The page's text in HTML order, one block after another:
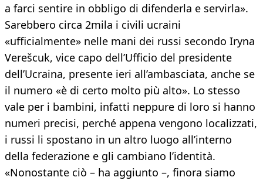
a farci sentire in obbligo di difenderla e servirla».
Sarebbero circa 2mila i civili ucraini
«ufficialmente» nelle mani dei russi secondo Iryna
Verešcuk, vice capo dell’Ufficio del presidente
dell’Ucraina, presente ieri all’ambasciata, anche se
il numero «è di certo molto più alto». Lo stesso
vale per i bambini, infatti neppure di loro si hanno
numeri precisi, perché appena vengono localizzati,
i russi li spostano in un altro luogo all’interno
della federazione e gli cambiano l’identità.
«Nonostante ciò – ha aggiunto –, finora siamo